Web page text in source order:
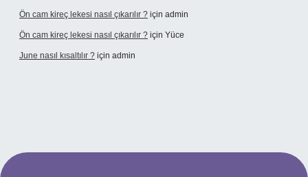
Ön cam kireç lekesi nasıl çıkarılır ? için admin
Ön cam kireç lekesi nasıl çıkarılır ? için Yüce
June nasıl kısaltılır ? için admin
giriş